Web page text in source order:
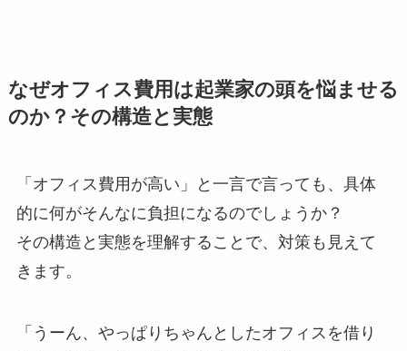
なぜオフィス費用は起業家の頭を悩ませる
のか？その構造と実態
「オフィス費用が高い」と一言で言っても、具体
的に何がそんなに負担になるのでしょうか？
その構造と実態を理解することで、対策も見えて
きます。
「うーん、やっぱりちゃんとしたオフィスを借り